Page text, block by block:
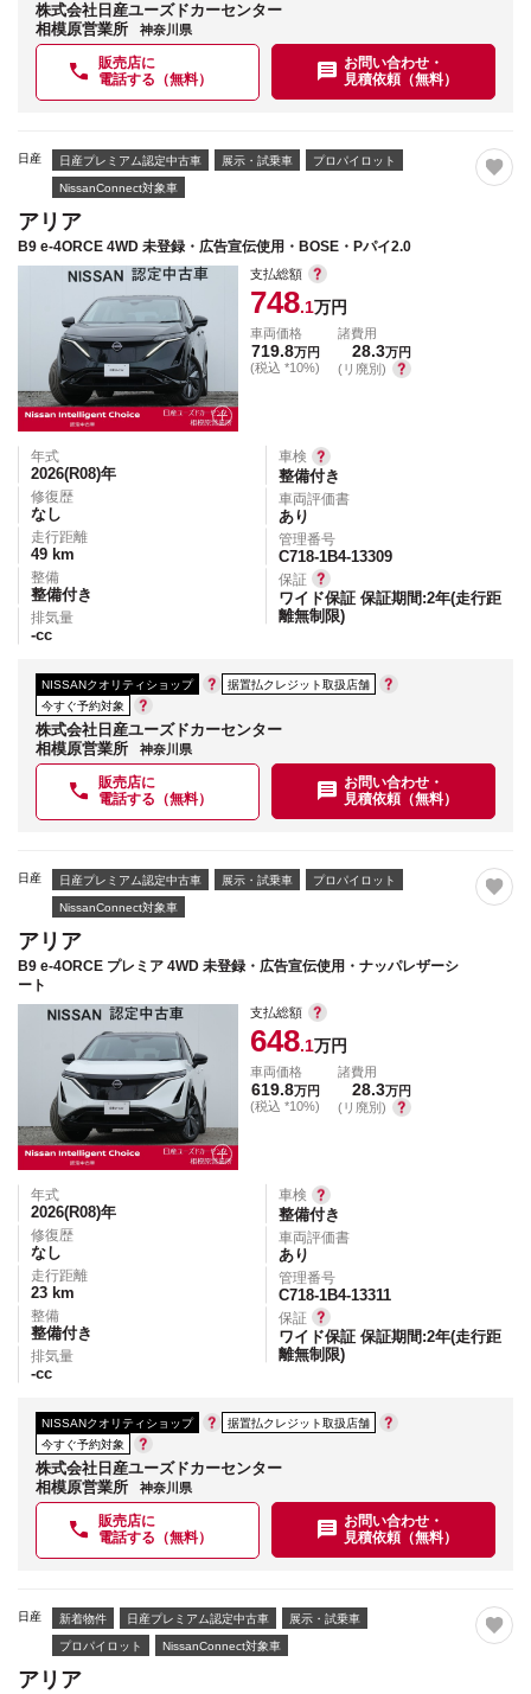
株式会社日産ユーズドカーセンター
相模原営業所
神奈川県
販売店に
電話する（無料）
お問い合わせ・
見積依頼（無料）
日産 日産プレミアム認定中古車 展示・試乗車 プロパイロット
NissanConnect対象車
アリア
B9 e-4ORCE 4WD 未登録・広告宣伝使用・BOSE・Pパイ2.0
支払総額
748.1万円
車両価格
719.8万円
(税込 *10%)
諸費用
28.3万円
(リ廃別)
年式
2026(R08)年
修復歴
なし
走行距離
49 km
整備
整備付き
排気量
-cc
車検
整備付き
車両評価書
あり
管理番号
C718-1B4-13309
保証
ワイド保証 保証期間:2年(走行距
離無制限)
NISSANクオリティショップ
据置払クレジット取扱店舗
今すぐ予約対象
株式会社日産ユーズドカーセンター
相模原営業所
神奈川県
販売店に
電話する（無料）
お問い合わせ・
見積依頼（無料）
日産 日産プレミアム認定中古車 展示・試乗車 プロパイロット
NissanConnect対象車
アリア
B9 e-4ORCE プレミア 4WD 未登録・広告宣伝使用・ナッパレザーシ
ート
支払総額
648.1万円
車両価格
619.8万円
(税込 *10%)
諸費用
28.3万円
(リ廃別)
年式
2026(R08)年
修復歴
なし
走行距離
23 km
整備
整備付き
排気量
-cc
車検
整備付き
車両評価書
あり
管理番号
C718-1B4-13311
保証
ワイド保証 保証期間:2年(走行距
離無制限)
NISSANクオリティショップ
据置払クレジット取扱店舗
今すぐ予約対象
株式会社日産ユーズドカーセンター
相模原営業所
神奈川県
販売店に
電話する（無料）
お問い合わせ・
見積依頼（無料）
日産 新着物件 日産プレミアム認定中古車 展示・試乗車
プロパイロット NissanConnect対象車
アリア